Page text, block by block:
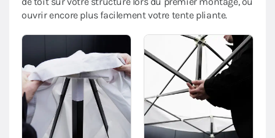
ouvrir encore plus facilement votre tente pliante.